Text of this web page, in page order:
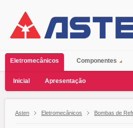
Eletromecânicos Componentes
Inicial Apresentação
Asten Eletromecânicos Bombas de